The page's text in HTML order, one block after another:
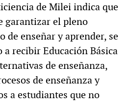
de Milei indica que
garantizar el pleno
de enseñar y aprender, se
a recibir Educación Básica
de enseñanza,
de enseñanza y
a estudiantes que no